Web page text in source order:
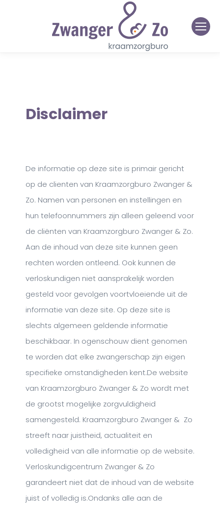
Disclaimer
De informatie op deze site is primair gericht
op de clienten van Kraamzorgburo Zwanger &
Zo. Namen van personen en instellingen en
hun telefoonnummers zijn alleen geleend voor
de cliënten van Kraamzorgburo Zwanger & Zo.
Aan de inhoud van deze site kunnen geen
rechten worden ontleend. Ook kunnen de
verloskundigen niet aansprakelijk worden
gesteld voor gevolgen voortvloeiende uit de
informatie van deze site. Op deze site is
slechts algemeen geldende informatie
beschikbaar. In ogenschouw dient genomen
te worden dat elke zwangerschap zijn eigen
specifieke omstandigheden kent.De website
van Kraamzorgburo Zwanger & Zo wordt met
de grootst mogelijke zorgvuldigheid
samengesteld. Kraamzorgburo Zwanger & Zo
streeft naar juistheid, actualiteit en
volledigheid van alle informatie op de website.
Verloskundigcentrum Zwanger & Zo
garandeert niet dat de inhoud van de website
juist of volledig is.Ondanks alle aan de